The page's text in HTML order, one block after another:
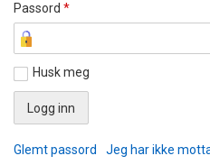
Passord *
Husk meg
Glemt passord Jeg har ikke